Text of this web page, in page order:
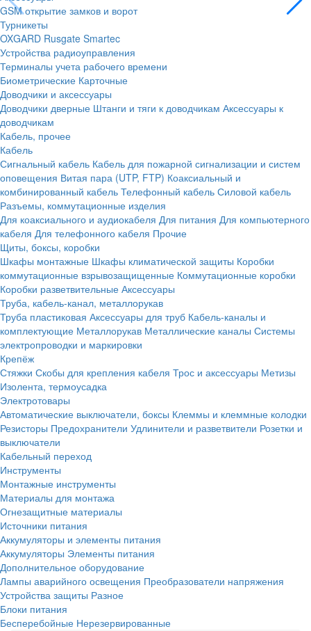
GSM открытие замков и ворот
Турникеты
OXGARD Rusgate Smartec
Устройства радиоуправления
Терминалы учета рабочего времени
Биометрические Карточные
Доводчики и аксессуары
Доводчики дверные Штанги и тяги к доводчикам Аксессуары к
доводчикам
Кабель, прочее
Кабель
Сигнальный кабель Кабель для пожарной сигнализации и систем
оповещения Витая пара (UTP, FTP) Коаксиальный и
комбинированный кабель Телефонный кабель Силовой кабель
Разъемы, коммутационные изделия
Для коаксиального и аудиокабеля Для питания Для компьютерного
кабеля Для телефонного кабеля Прочие
Щиты, боксы, коробки
Шкафы монтажные Шкафы климатической защиты Коробки
коммутационные взрывозащищенные Коммутационные коробки
Коробки разветвительные Аксессуары
Труба, кабель-канал, металлорукав
Труба пластиковая Аксессуары для труб Кабель-каналы и
комплектующие Металлорукав Металлические каналы Системы
электропроводки и маркировки
Крепёж
Стяжки Скобы для крепления кабеля Трос и аксессуары Метизы
Изолента, термоусадка
Электротовары
Автоматические выключатели, боксы Клеммы и клеммные колодки
Резисторы Предохранители Удлинители и разветвители Розетки и
выключатели
Кабельный переход
Инструменты
Монтажные инструменты
Материалы для монтажа
Огнезащитные материалы
Источники питания
Аккумуляторы и элементы питания
Аккумуляторы Элементы питания
Дополнительное оборудование
Лампы аварийного освещения Преобразователи напряжения
Устройства защиты Разное
Блоки питания
Бесперебойные Нерезервированные